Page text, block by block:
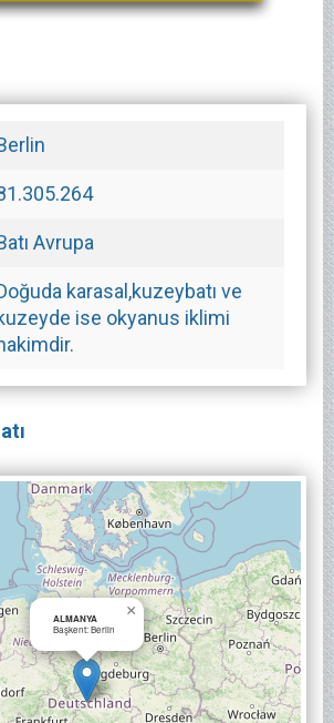
Avrupa
karasal,kuzeybatı ve
ise okyanus iklimi
ALMANYA
Başkent: Berlin
×